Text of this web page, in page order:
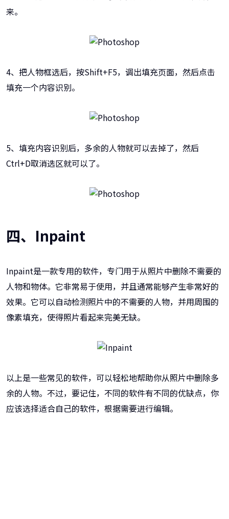
来。
4、把人物框选后，按Shift+F5，调出填充页面，然后点击
填充一个内容识别。
5、填充内容识别后，多余的人物就可以去掉了，然后
Ctrl+D取消选区就可以了。
四、Inpaint
Inpaint是一款专用的软件，专门用于从照片中删除不需要的
人物和物体。它非常易于使用，并且通常能够产生非常好的
效果。它可以自动检测照片中的不需要的人物，并用周围的
像素填充，使得照片看起来完美无缺。
以上是一些常见的软件，可以轻松地帮助你从照片中删除多
余的人物。不过，要记住，不同的软件有不同的优缺点，你
应该选择适合自己的软件，根据需要进行编辑。